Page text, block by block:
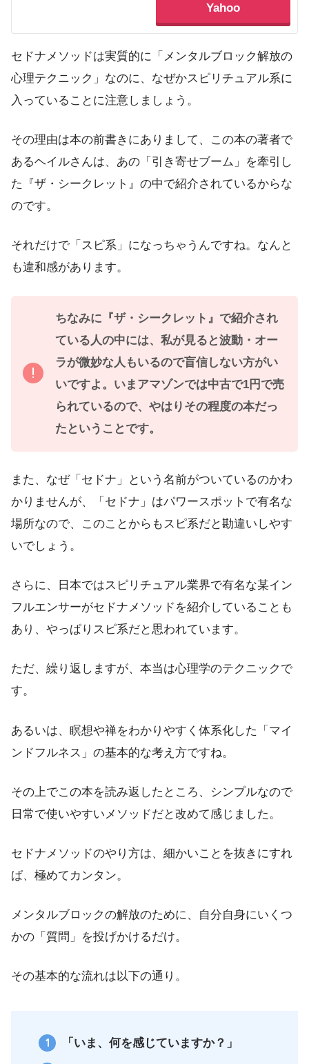
Yahoo
セドナメソッドは実質的に「メンタルブロック解放の
心理テクニック」なのに、なぜかスピリチュアル系に
入っていることに注意しましょう。
その理由は本の前書きにありまして、この本の著者で
あるヘイルさんは、あの「引き寄せブーム」を牽引し
た『ザ・シークレット』の中で紹介されているからな
のです。
それだけで「スピ系」になっちゃうんですね。なんと
も違和感があります。
ちなみに『ザ・シークレット』で紹介され
ている人の中には、私が見ると波動・オー
ラが微妙な人もいるので盲信しない方がい
いですよ。いまアマゾンでは中古で1円で売
られているので、やはりその程度の本だっ
たということです。
また、なぜ「セドナ」という名前がついているのかわ
かりませんが、「セドナ」はパワースポットで有名な
場所なので、このことからもスピ系だと勘違いしやす
いでしょう。
さらに、日本ではスピリチュアル業界で有名な某イン
フルエンサーがセドナメソッドを紹介していることも
あり、やっぱりスピ系だと思われています。
ただ、繰り返しますが、本当は心理学のテクニックで
す。
あるいは、瞑想や禅をわかりやすく体系化した「マイ
ンドフルネス」の基本的な考え方ですね。
その上でこの本を読み返したところ、シンプルなので
日常で使いやすいメソッドだと改めて感じました。
セドナメソッドのやり方は、細かいことを抜きにすれ
ば、極めてカンタン。
メンタルブロックの解放のために、自分自身にいくつ
かの「質問」を投げかけるだけ。
その基本的な流れは以下の通り。
「いま、何を感じていますか？」